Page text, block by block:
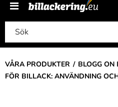
VÅRA PRODUKTER BLOGG ON
FÖR BILLACK: ANVÄNDNING